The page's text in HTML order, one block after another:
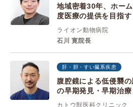
地域密着30年、ホー
度医療の提供を目指す
ライオン動物病院
石川 寛院長
肝・胆・すい臓系疾患
腹腔鏡による低侵襲
の早期発見・早期治療
カトウ獣医科クリニック